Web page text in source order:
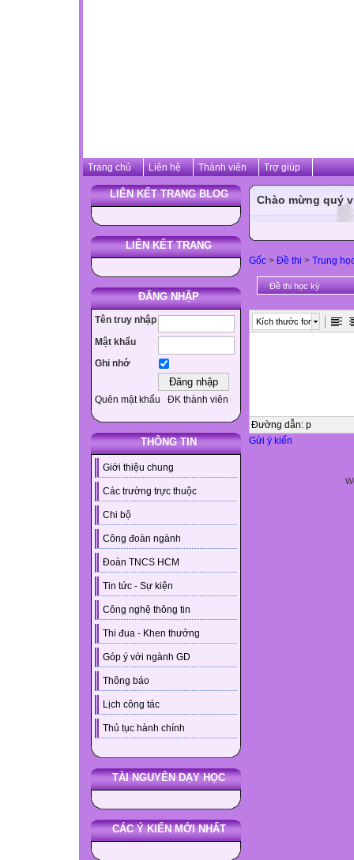
Trang chủ Liên hệ Thành viên Trợ giúp
LIÊN KẾT TRANG BLOG
LIÊN KẾT TRANG
ĐĂNG NHẬP
Tên truy nhập
Mật khẩu
Ghi nhớ
Quên mật khẩu ĐK thành viên
THÔNG TIN
Giới thiệu chung
Các trường trực thuộc
Chi bộ
Công đoàn ngành
Đoàn TNCS HCM
Tin tức - Sự kiện
Công nghệ thông tin
Thi đua - Khen thưởng
Góp ý với ngành GD
Thông báo
Lịch công tác
Thủ tục hành chính
TÀI NGUYÊN DẠY HỌC
CÁC Ý KIẾN MỚI NHẤT
Chào mừng quý
Gốc > Đề thi > Trung
Đề thi học kỳ
Kích thước font
Đường dẫn: p
Gửi ý kiến